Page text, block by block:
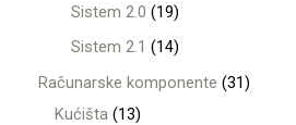
Sistem 2.0
19
Sistem 2.1
14
Računarske komponente 31
Kućišta 13